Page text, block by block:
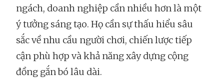
ngách, doanh nghiệp cần nhiều hơn là một
ý tưởng sáng tạo. Họ cần sự thấu hiểu sâu
sắc về nhu cầu người chơi, chiến lược tiếp
cận phù hợp và khả năng xây dựng cộng
đồng gắn bó lâu dài.